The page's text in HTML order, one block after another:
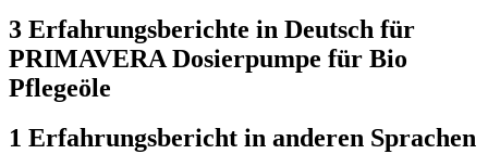
3 Erfahrungsberichte in Deutsch für
PRIMAVERA Dosierpumpe für Bio
Pflegeöle
1 Erfahrungsbericht in anderen Sprachen